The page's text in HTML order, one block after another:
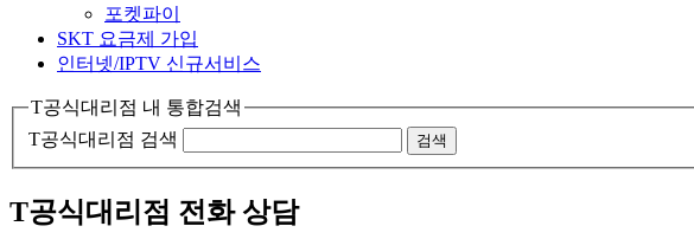
포켓파이
SKT 요금제 가입
인터넷/IPTV 신규서비스
T공식대리점 내 통합검색
T공식대리점 검색
검색
T공식대리점 전화 상담